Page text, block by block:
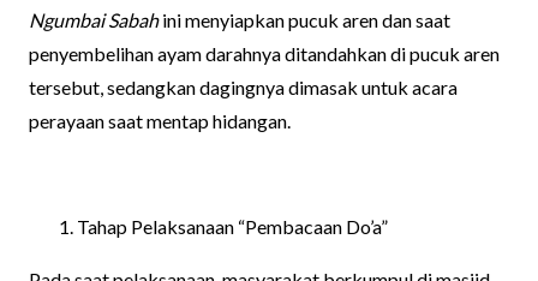
Ngumbai Sabahini menyiapkan pucuk aren dan saat
penyembelihan ayam darahnya ditandahkan di pucuk aren
tersebut, sedangkan dagingnya dimasak untuk acara
perayaan saat mentap hidangan.
Tahap Pelaksanaan “Pembacaan Do’a”